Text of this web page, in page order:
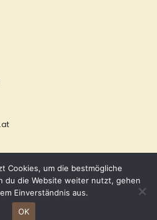
© ESCLUSIVA
Cookies, um die bestmögliche
du die Website weiter nutzt, gehen
Einverständnis aus.
OK